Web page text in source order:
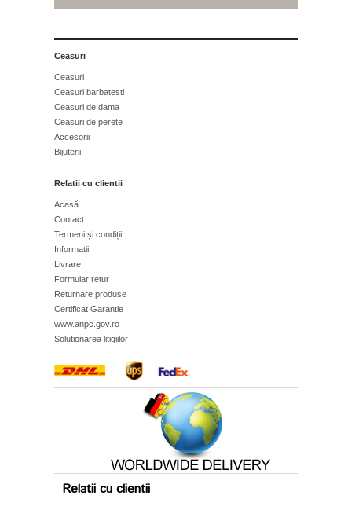
Ceasuri
Ceasuri
Ceasuri barbatesti
Ceasuri de dama
Ceasuri de perete
Accesorii
Bijuterii
Relatii cu clientii
Acasă
Contact
Termeni și condiții
Informatii
Livrare
Formular retur
Returnare produse
Certificat Garantie
www.anpc.gov.ro
Solutionarea litigiilor
Relatii cu clientii